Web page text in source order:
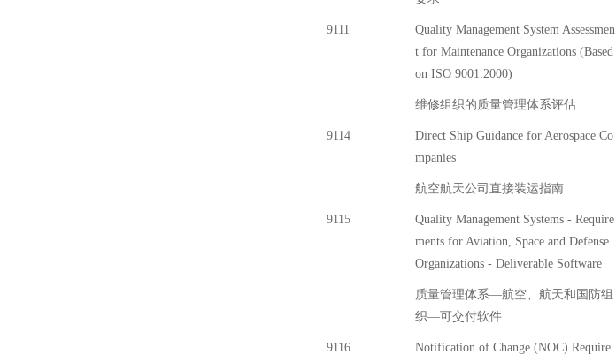
9111
Quality Management System Assessmen
t for Maintenance Organizations (Based
on ISO 9001:2000)
维修组织的质量管理体系评估
9114
Direct Ship Guidance for Aerospace Co
mpanies
航空航天公司直接装运指南
9115
Quality Management Systems - Require
ments for Aviation, Space and Defense
Organizations - Deliverable Software
质量管理体系—航空、航天和国防组
织—可交付软件
9116
Notification of Change (NOC) Require